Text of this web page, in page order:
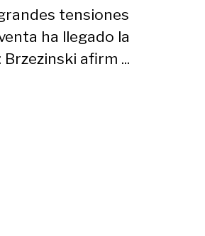
tensiones
ha llegado la
afirm ...